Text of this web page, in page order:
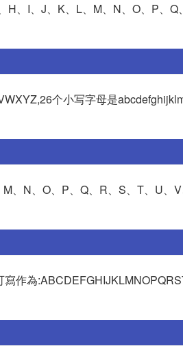
、I、J、K、L、M、N、O、P、
个小写字母是
、N、O、P、Q、R、S、T、U、
作為